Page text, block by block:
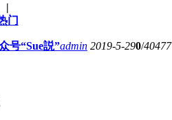
|
门
号“Sue説”admin 2019-5-290/40477